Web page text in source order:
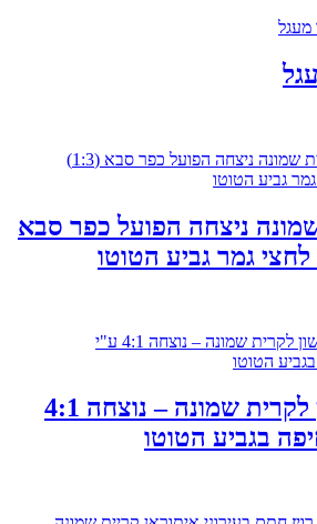
שמונה ניצחה הפועל כפר סבא
הפסד ראשון לקרית שמונה – נוצחה 4:1
בגביע הטוטו